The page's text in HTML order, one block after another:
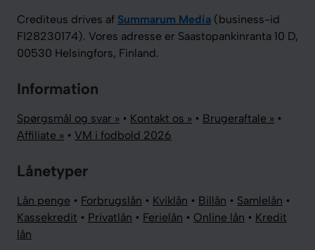
Crediteus drives af Summarum Media (business-id
FI28230174). Vores adresse er Saastopankinranta 10 D,
00530 Helsingfors, Finland.
Information
Spørgsmål og svar » • Kontakt os » • Brugeraftale » •
Affiliate » • VM i fodbold 2026
Lånetyper
Lån penge • Forbrugslån • Kviklån • Billån • Samlelån •
Kassekredit • Privatlån • Ferielån • Online lån • Kredit
lån